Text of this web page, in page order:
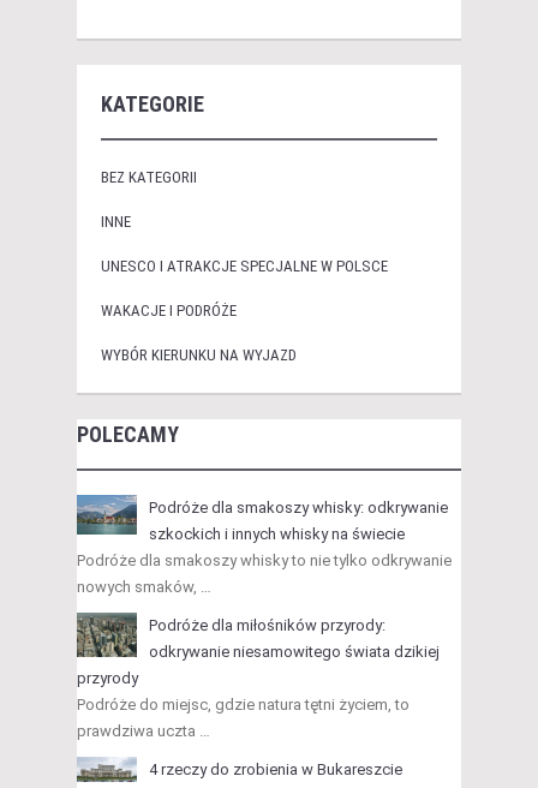
KATEGORIE
BEZ KATEGORII
INNE
UNESCO I ATRAKCJE SPECJALNE W POLSCE
WAKACJE I PODRÓŻE
WYBÓR KIERUNKU NA WYJAZD
POLECAMY
Podróże dla smakoszy whisky: odkrywanie
szkockich i innych whisky na świecie
Podróże dla smakoszy whisky to nie tylko odkrywanie
nowych smaków, …
Podróże dla miłośników przyrody:
odkrywanie niesamowitego świata dzikiej
przyrody
Podróże do miejsc, gdzie natura tętni życiem, to
prawdziwa uczta …
4 rzeczy do zrobienia w Bukareszcie